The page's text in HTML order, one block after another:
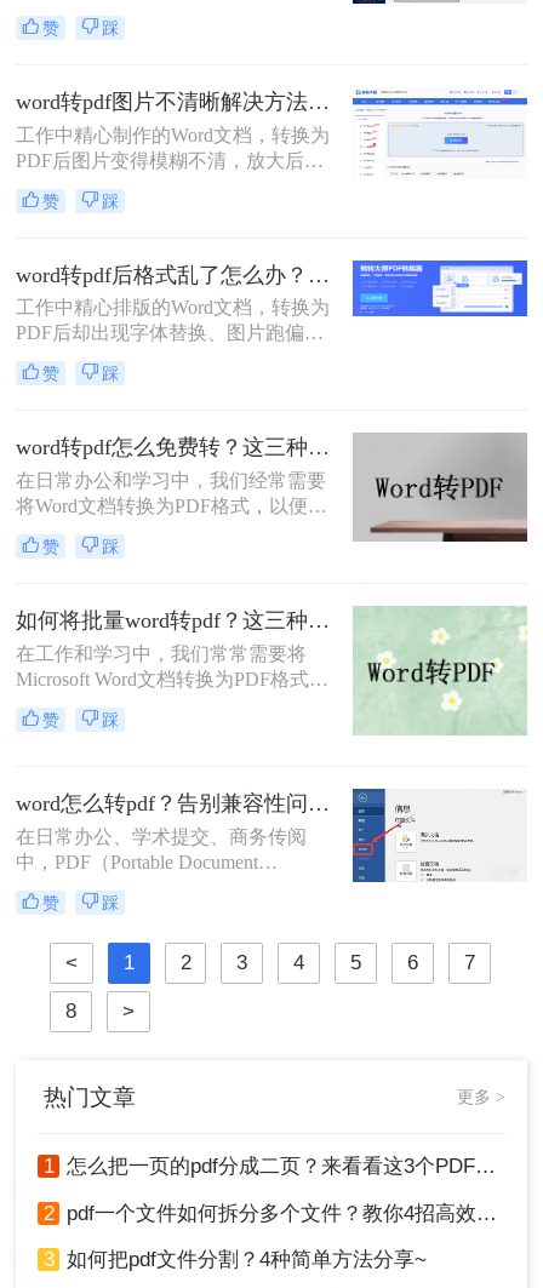
保文档格式稳定、防止篡改，同时便
于跨平台共享与打印。那么word怎么
告干扰的转换方案，精选3种被百度
搜索收录率高的方法。每个步骤均经
实测验证，附带操作图标指引，助你
10分钟内搞定转换，避免踩坑！
赞 踩
word转pdf图片不清晰解决方法：5种高清转换方法（2026实测指南）
工作中精心制作的Word文档，转换为
PDF后图片变得模糊不清，放大后出
现马赛克、细节丢失……这些"清晰
度灾难"不仅影响专业形象，更可能
忍受模糊图片！本文直击痛点，提供
可立即执行的word转pdf图片不清晰解
决方法，助您10分钟内获得印刷级清
晰度！
赞 踩
word转pdf后格式乱了怎么办？5种高效修复方法（2026实测指南）
工作中精心排版的Word文档，转换为
PDF后却出现字体替换、图片跑偏、
表格错位、页数增多等"排版灾难"，
不仅影响专业形象，更可能因格式问
转！那么word转pdf后格式乱了怎么办
呢？本文直击痛点，提供可立即执行
的修复方案，助您10分钟内恢复完美
排版！
赞 踩
word转pdf怎么免费转？这三种方法很好用！
在日常办公和学习中，我们经常需要
将Word文档转换为PDF格式，以便在
不同设备和平台上保持一致的排版和
可读性。虽然市面上有很多专业的
寻找免费的方法来实现Word转PDF。
那么word转pdf怎么免费转呢？下面，
我们将介绍几种免费转换Word为PDF
的方法。
赞 踩
如何将批量word转pdf？这三种方法都可以实现批量转换
在工作和学习中，我们常常需要将
Microsoft Word文档转换为PDF格式，
以确保文档的布局和格式在任何设备
上都能保持一致。手动逐个转换多个
向您介绍几种批量将Word文档转换为
PDF的有效方法，帮助您节省时间，
提高工作效率。
赞 踩
word怎么转pdf？告别兼容性问题，高效实现格式固化！
在日常办公、学术提交、商务传阅
中，PDF（Portable Document
Format）因其跨平台、格式固定、不
易被编辑的特性，已成为文档分发的
国际标准格式。而Microsoft Word则是
我们创作和编辑内容最常用的工具。
因此，将Word文档完美转换为PDF，
是一项至关重要的技能。
赞 踩
< 1 2 3 4 5 6 7
8 >
热门文章 更多 >
1 怎么把一页的pdf分成二页？来看看这3个PDF拆分方法！
2 pdf一个文件如何拆分多个文件？教你4招高效又简单！
3 如何把pdf文件分割？4种简单方法分享~